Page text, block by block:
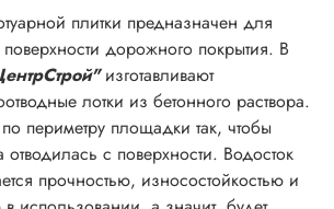
плитки предназначен для
поверхности дорожного покрытия. В
изготавливают
лотки из бетонного раствора.
периметру площадки так, чтобы
отводилась с поверхности. Водосток
прочностью, износостойкостью и